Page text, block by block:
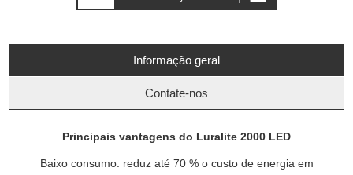
Informação geral
Contate-nos
Principais vantagens do Luralite 2000 LED
Baixo consumo: reduz até 70 % o custo de energia em